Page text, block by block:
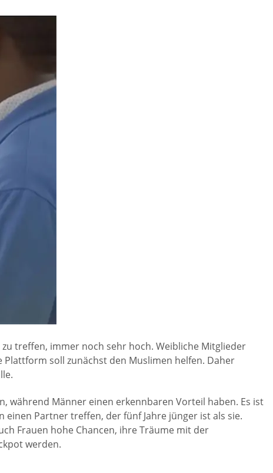
treffen, immer noch sehr hoch. Weibliche Mitglieder
soll zunächst den Muslimen helfen. Daher
während Männer einen erkennbaren Vorteil haben. Es ist
Partner treffen, der fünf Jahre jünger ist als sie.
Frauen hohe Chancen, ihre Träume mit der
werden.